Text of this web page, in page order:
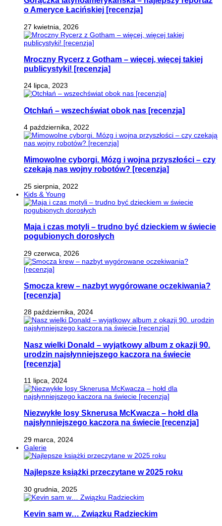
o Ameryce Łacińskiej [recenzja]
27 kwietnia, 2026
Mroczny Rycerz z Gotham – więcej, więcej takiej
publicystyki! [recenzja]
24 lipca, 2023
Otchłań – wszechświat obok nas [recenzja]
4 października, 2022
Mimowolne cyborgi. Mózg i wojna przyszłości – czy
czekają nas wojny robotów? [recenzja]
25 sierpnia, 2022
Kids & Young
Maja i czas motyli – trudno być dzieckiem w świecie
pogubionych dorosłych
29 czerwca, 2026
Smocza krew – nazbyt wygórowane oczekiwania?
[recenzja]
28 października, 2024
Nasz wielki Donald – wyjątkowy album z okazji 90.
urodzin najsłynniejszego kaczora na świecie
[recenzja]
11 lipca, 2024
Niezwykłe losy Sknerusa McKwacza – hołd dla
najsłynniejszego kaczora na świecie [recenzja]
29 marca, 2024
Galerie
Najlepsze książki przeczytane w 2025 roku
30 grudnia, 2025
Kevin sam w… Związku Radzieckim